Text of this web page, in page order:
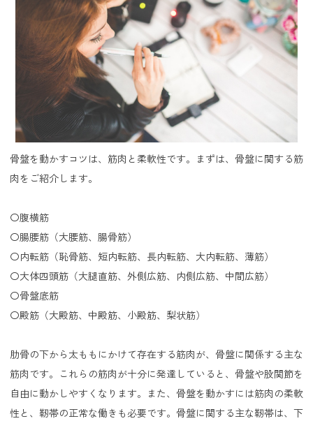
骨盤を動かすコツは、筋肉と柔軟性です。まずは、骨盤に関する筋
肉をご紹介します。
〇腹横筋
〇腸腰筋（大腰筋、腸骨筋）
〇内転筋（恥骨筋、短内転筋、長内転筋、大内転筋、薄筋）
〇大体四頭筋（大腿直筋、外側広筋、内側広筋、中間広筋）
〇骨盤底筋
〇殿筋（大殿筋、中殿筋、小殿筋、梨状筋）
肋骨の下から太ももにかけて存在する筋肉が、骨盤に関係する主な
筋肉です。これらの筋肉が十分に発達していると、骨盤や股関節を
自由に動かしやすくなります。また、骨盤を動かすには筋肉の柔軟
性と、靭帯の正常な働きも必要です。骨盤に関する主な靭帯は、下